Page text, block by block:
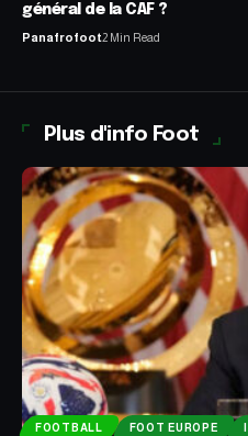
général de la CAF ?
Panafrofoot2 Min Read
Plus d'info Foot
FOOTBALL FOOT EUROPE